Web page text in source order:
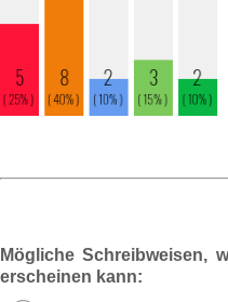
Mögliche Schreibweisen,
erscheinen kann: